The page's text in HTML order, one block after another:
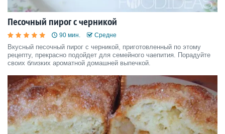
Песочный пирог с черникой
90 мин. Средне
Вкусный песочный пирог с черникой, приготовленный по этому
рецепту, прекрасно подойдет для семейного чаепития. Порадуйте
своих близких ароматной домашней выпечкой.